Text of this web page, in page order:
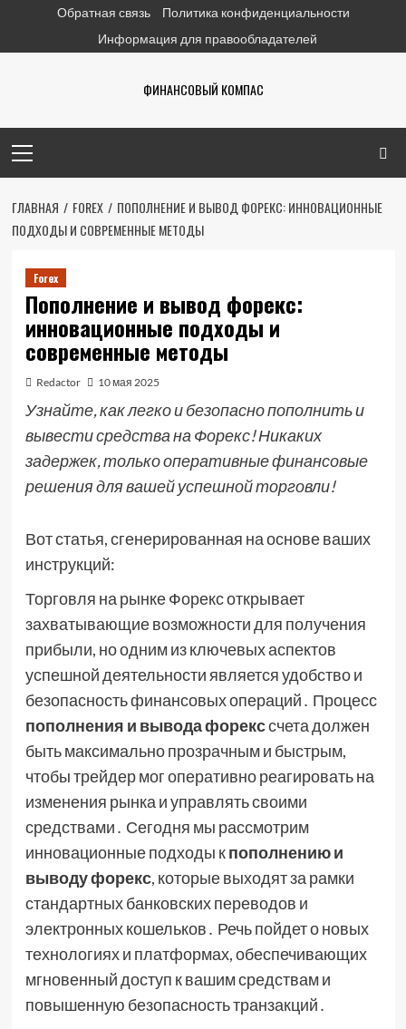
содержимому
Обратная связь
Политика конфиденциальности
Информация для правообладателей
ФИНАНСОВЫЙ КОМПАС
меню
ГЛАВНАЯ FOREX
ПОПОЛНЕНИЕ И ВЫВОД ФОРЕКС: ИННОВАЦИОННЫЕ
ПОДХОДЫ И СОВРЕМЕННЫЕ МЕТОДЫ
Forex
Пополнение и вывод форекс:
инновационные подходы и
современные методы
Redactor 10 мая 2025
Узнайте, как легко и безопасно пополнить и
вывести средства на Форекс! Никаких
задержек, только оперативные финансовые
решения для вашей успешной торговли!
Вот статья, сгенерированная на основе ваших
инструкций:
Торговля на рынке Форекс открывает
захватывающие возможности для получения
прибыли, но одним из ключевых аспектов
успешной деятельности является удобство и
безопасность финансовых операций․ Процесс
пополнения и вывода форекссчета должен
быть максимально прозрачным и быстрым,
чтобы трейдер мог оперативно реагировать на
изменения рынка и управлять своими
средствами․ Сегодня мы рассмотрим
инновационные подходы кпополнению и
выводу форекс, которые выходят за рамки
стандартных банковских переводов и
электронных кошельков․ Речь пойдет о новых
технологиях и платформах, обеспечивающих
мгновенный доступ к вашим средствам и
повышенную безопасность транзакций․